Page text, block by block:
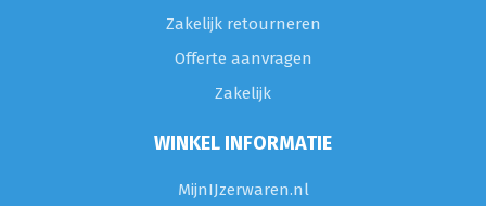
Zakelijk retourneren
Offerte aanvragen
Zakelijk
WINKEL INFORMATIE
MijnIJzerwaren.nl